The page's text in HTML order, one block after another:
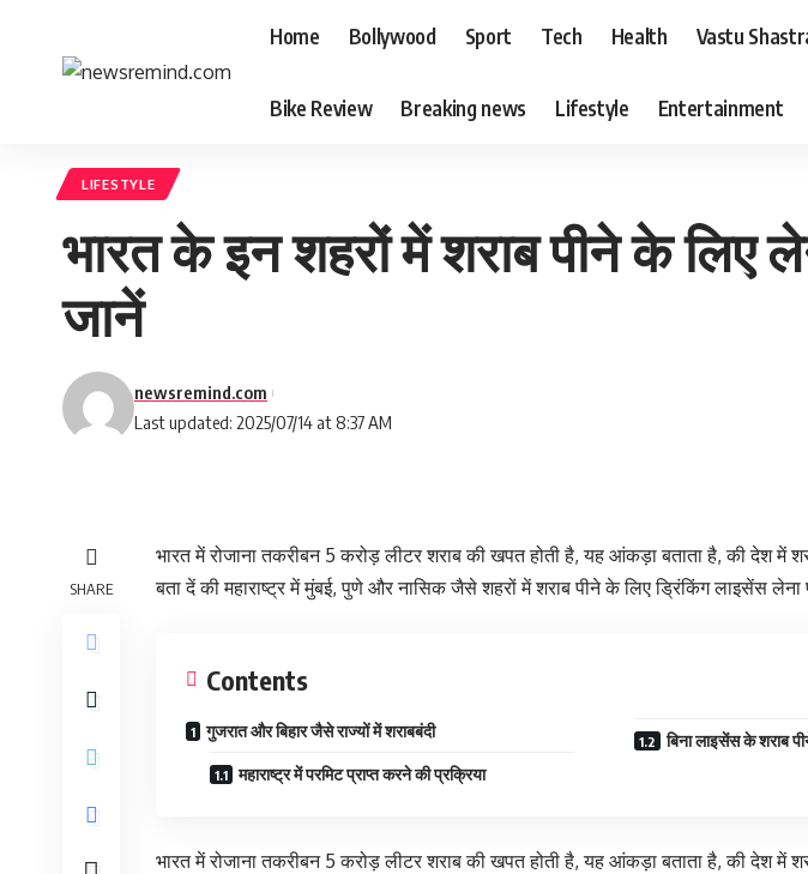
Home Bollywood Sport Tech Health Vastu
Bike Review Breaking news Lifestyle Entertainment
LIFESTYLE
भारत के इन शहरों में शराब पीने के लिए
जानें
Last updated: 2025/07/14 at 8:37 AM
newsremind.com
SHARE
भारत में रोजाना तकरीबन 5 करोड़ लीटर शराब की खपत होती है, यह आंकड़ा बताता है, की देश में
बता दें की महाराष्ट्र में मुंबई, पुणे और नासिक जैसे शहरों में शराब पीने के लिए ड्रिंकिंग लाइसेंस लेना
Contents
गुजरात और बिहार जैसे राज्यों में शराबबंदी
महाराष्ट्र में परमिट प्राप्त करने की प्रक्रिया
बिना लाइसेंस के शराब
भारत में रोजाना तकरीबन 5 करोड़ लीटर शराब की खपत होती है, यह आंकड़ा बताता है, की देश में